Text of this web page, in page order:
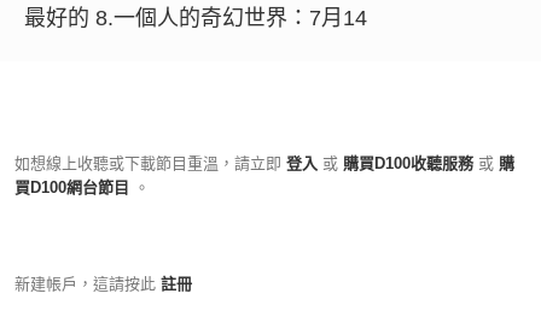
最好的 8.一個人的奇幻世界：7月14
如想線上收聽或下載節目重溫，請立即 登入 或 購買D100收聽服務 或 購
買D100網台節目
。
新建帳戶，這請按此 註冊